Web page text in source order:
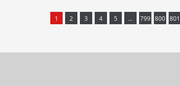
1 2 3 4 5 ... 799 800 801